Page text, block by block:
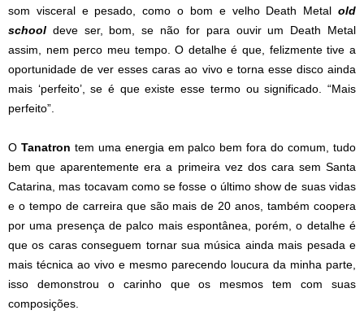
som visceral e pesado, como o bom e velho Death Metal old
school deve ser, bom, se não for para ouvir um Death Metal
assim, nem perco meu tempo. O detalhe é que, felizmente tive a
oportunidade de ver esses caras ao vivo e torna esse disco ainda
mais ‘perfeito’, se é que existe esse termo ou significado. “Mais
perfeito”.
O Tanatron tem uma energia em palco bem fora do comum, tudo
bem que aparentemente era a primeira vez dos cara sem Santa
Catarina, mas tocavam como se fosse o último show de suas vidas
e o tempo de carreira que são mais de 20 anos, também coopera
por uma presença de palco mais espontânea, porém, o detalhe é
que os caras conseguem tornar sua música ainda mais pesada e
mais técnica ao vivo e mesmo parecendo loucura da minha parte,
isso demonstrou o carinho que os mesmos tem com suas
composições.